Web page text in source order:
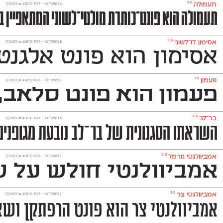
תעמולה 3.0 ‫6 משקלים — החל מ־ 450
₪למשקל
תעמולה הוא פונט־כותרת מולטי־לשוני
אסימון דו־לשוני 3.0 ‫8 משקלים — החל מ־ 450
₪למשקל
אסימון הוא פונט
פעמון 3.0 ‫5 משקלים — החל מ־450
₪למשקל
פעמון הוא פונט
בר־לב 2.0 ‫6 משקלים — החל מ־450
₪למשקל
השראתו הסגנונית של בר־לב נובעת מגופנים ישראליים שהיו פופולריים בעולמות הפרסום
אמביוולנטי נורמל 2.0 ‫7 משקלים — החל מ־ 450
₪למשקל
אמביוולנטי חולש על
אמביוולנטי צר 2.0 ‫7 משקלים — החל מ־ 450
₪למשקל
אמביוולנטי צר הוא פונט הרפתקן